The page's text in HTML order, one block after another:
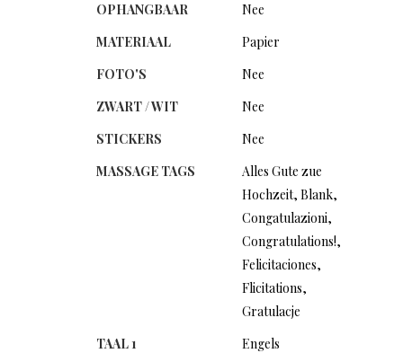
OPHANGBAAR
Nee
MATERIAAL
Papier
FOTO'S
Nee
ZWART / WIT
Nee
STICKERS
Nee
MASSAGE TAGS
Alles Gute zue
Hochzeit, Blank,
Congatulazioni,
Congratulations!,
Felicitaciones,
Flicitations,
Gratulacje
TAAL 1
Engels